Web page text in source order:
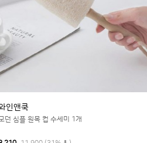
인앤쿡
던 심플 원목 컵 수세미 1개